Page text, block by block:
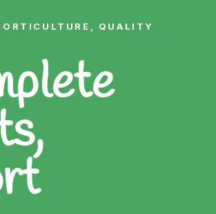
QUALITY